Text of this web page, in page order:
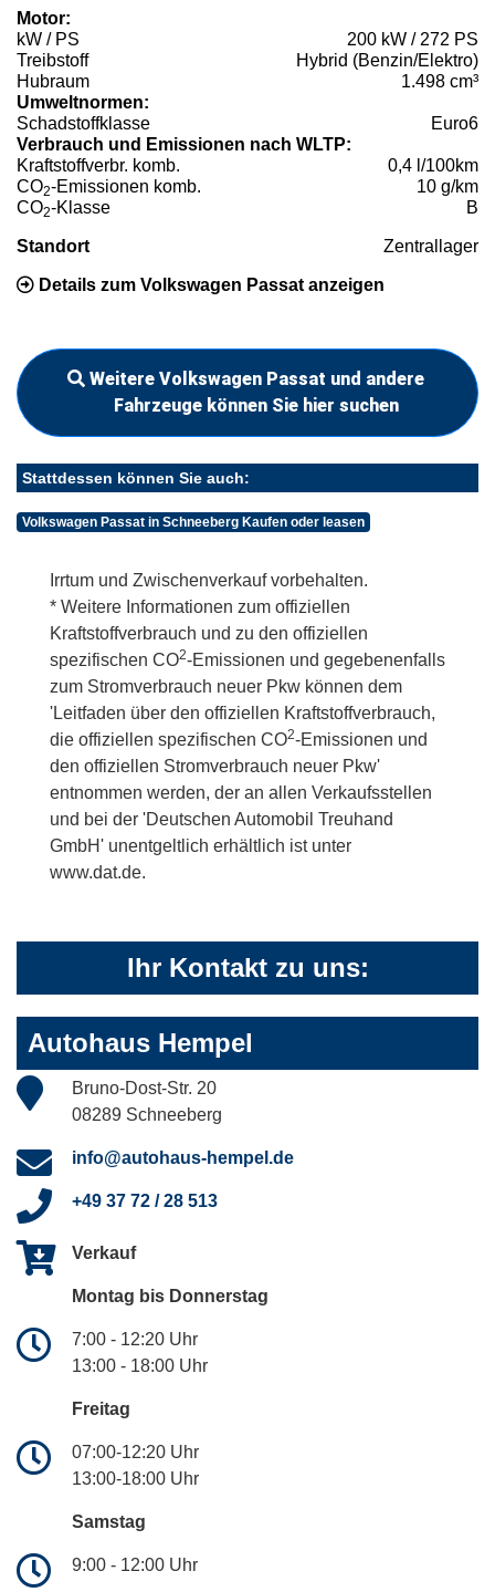
Motor:
kW / PS
200 kW / 272 PS
Treibstoff
Hybrid (Benzin/Elektro)
Hubraum
1.498 cm³
Umweltnormen:
Schadstoffklasse
Euro6
Verbrauch und Emissionen nach WLTP:
Kraftstoffverbr. komb.
0,4 l/100km
CO2-Emissionen komb.
10 g/km
CO2-Klasse B
Standort Zentrallager
Details zum Volkswagen Passat anzeigen
Weitere Volkswagen Passat und andere
Fahrzeuge können Sie hier suchen
Stattdessen können Sie auch:
Volkswagen Passat in Schneeberg Kaufen oder leasen
Irrtum und Zwischenverkauf vorbehalten.
* Weitere Informationen zum offiziellen
Kraftstoffverbrauch und zu den offiziellen
spezifischen CO2-Emissionen und gegebenenfalls
zum Stromverbrauch neuer Pkw können dem
'Leitfaden über den offiziellen Kraftstoffverbrauch,
die offiziellen spezifischen CO2-Emissionen und
den offiziellen Stromverbrauch neuer Pkw'
entnommen werden, der an allen Verkaufsstellen
und bei der 'Deutschen Automobil Treuhand
GmbH' unentgeltlich erhältlich ist unter
www.dat.de.
Ihr Kontakt zu uns:
Autohaus Hempel
Bruno-Dost-Str. 20
08289 Schneeberg
info@autohaus-hempel.de
+49 37 72 / 28 513
Verkauf
Montag bis Donnerstag
7:00 - 12:20 Uhr
13:00 - 18:00 Uhr
Freitag
07:00-12:20 Uhr
13:00-18:00 Uhr
Samstag
9:00 - 12:00 Uhr